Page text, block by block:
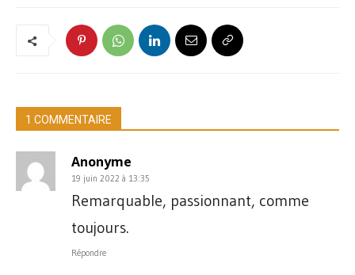
1 COMMENTAIRE
Anonyme
19 juin 2022 à 13:35
Remarquable, passionnant, comme
toujours.
Répondre